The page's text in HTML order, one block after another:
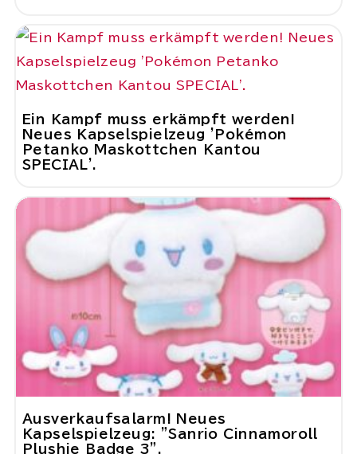
Ein Kampf muss erkämpft werden!
Neues Kapselspielzeug 'Pokémon
Petanko Maskottchen Kantou
SPECIAL'.
Ausverkaufsalarm! Neues
Kapselspielzeug: "Sanrio Cinnamoroll
Plushie Badge 3".